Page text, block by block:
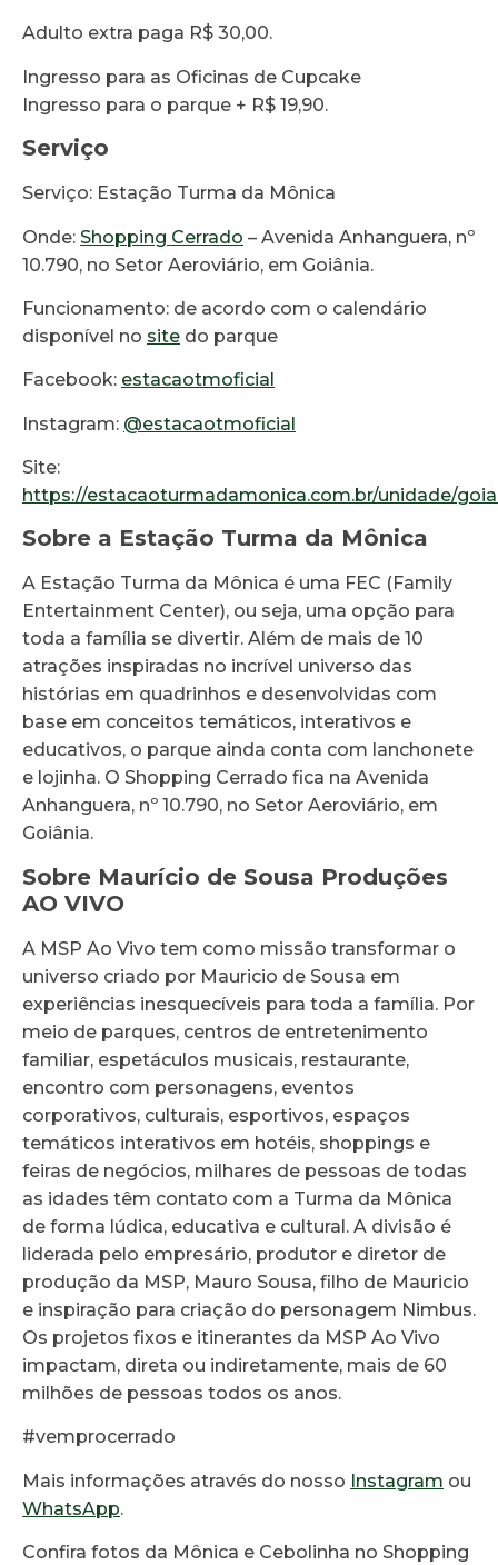
Adulto extra paga R$ 30,00.
Ingresso para as Oficinas de Cupcake
Ingresso para o parque + R$ 19,90.
Serviço
Serviço: Estação Turma da Mônica
Onde: Shopping Cerrado – Avenida Anhanguera, nº
10.790, no Setor Aeroviário, em Goiânia.
Funcionamento: de acordo com o calendário
disponível no site do parque
Facebook: estacaotmoficial
Instagram: @estacaotmoficial
Site:
https://estacaoturmadamonica.com.br/unidade/
Sobre a Estação Turma da Mônica
A Estação Turma da Mônica é uma FEC (Family
Entertainment Center), ou seja, uma opção para
toda a família se divertir. Além de mais de 10
atrações inspiradas no incrível universo das
histórias em quadrinhos e desenvolvidas com
base em conceitos temáticos, interativos e
educativos, o parque ainda conta com lanchonete
e lojinha. O Shopping Cerrado fica na Avenida
Anhanguera, nº 10.790, no Setor Aeroviário, em
Goiânia.
Sobre Maurício de Sousa Produções
AO VIVO
A MSP Ao Vivo tem como missão transformar o
universo criado por Mauricio de Sousa em
experiências inesquecíveis para toda a família. Por
meio de parques, centros de entretenimento
familiar, espetáculos musicais, restaurante,
encontro com personagens, eventos
corporativos, culturais, esportivos, espaços
temáticos interativos em hotéis, shoppings e
feiras de negócios, milhares de pessoas de todas
as idades têm contato com a Turma da Mônica
de forma lúdica, educativa e cultural. A divisão é
liderada pelo empresário, produtor e diretor de
produção da MSP, Mauro Sousa, filho de Mauricio
e inspiração para criação do personagem Nimbus.
Os projetos fixos e itinerantes da MSP Ao Vivo
impactam, direta ou indiretamente, mais de 60
milhões de pessoas todos os anos.
#vemprocerrado
Mais informações através do nosso Instagram ou
WhatsApp.
Confira fotos da Mônica e Cebolinha no Shopping